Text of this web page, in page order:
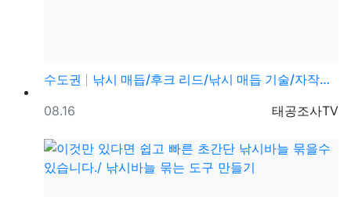
수도권
낚시 매듭/후크 리드/낚시 매듭 기술/자작채비/바늘매듭
등록자
태공조사TV
등록일
08.16